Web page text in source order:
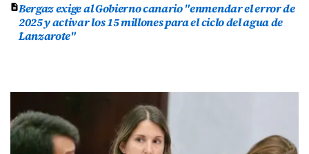
Bergaz exige al Gobierno canario "enmendar el error de
2025 y activar los 15 millones para el ciclo del agua de
Lanzarote"